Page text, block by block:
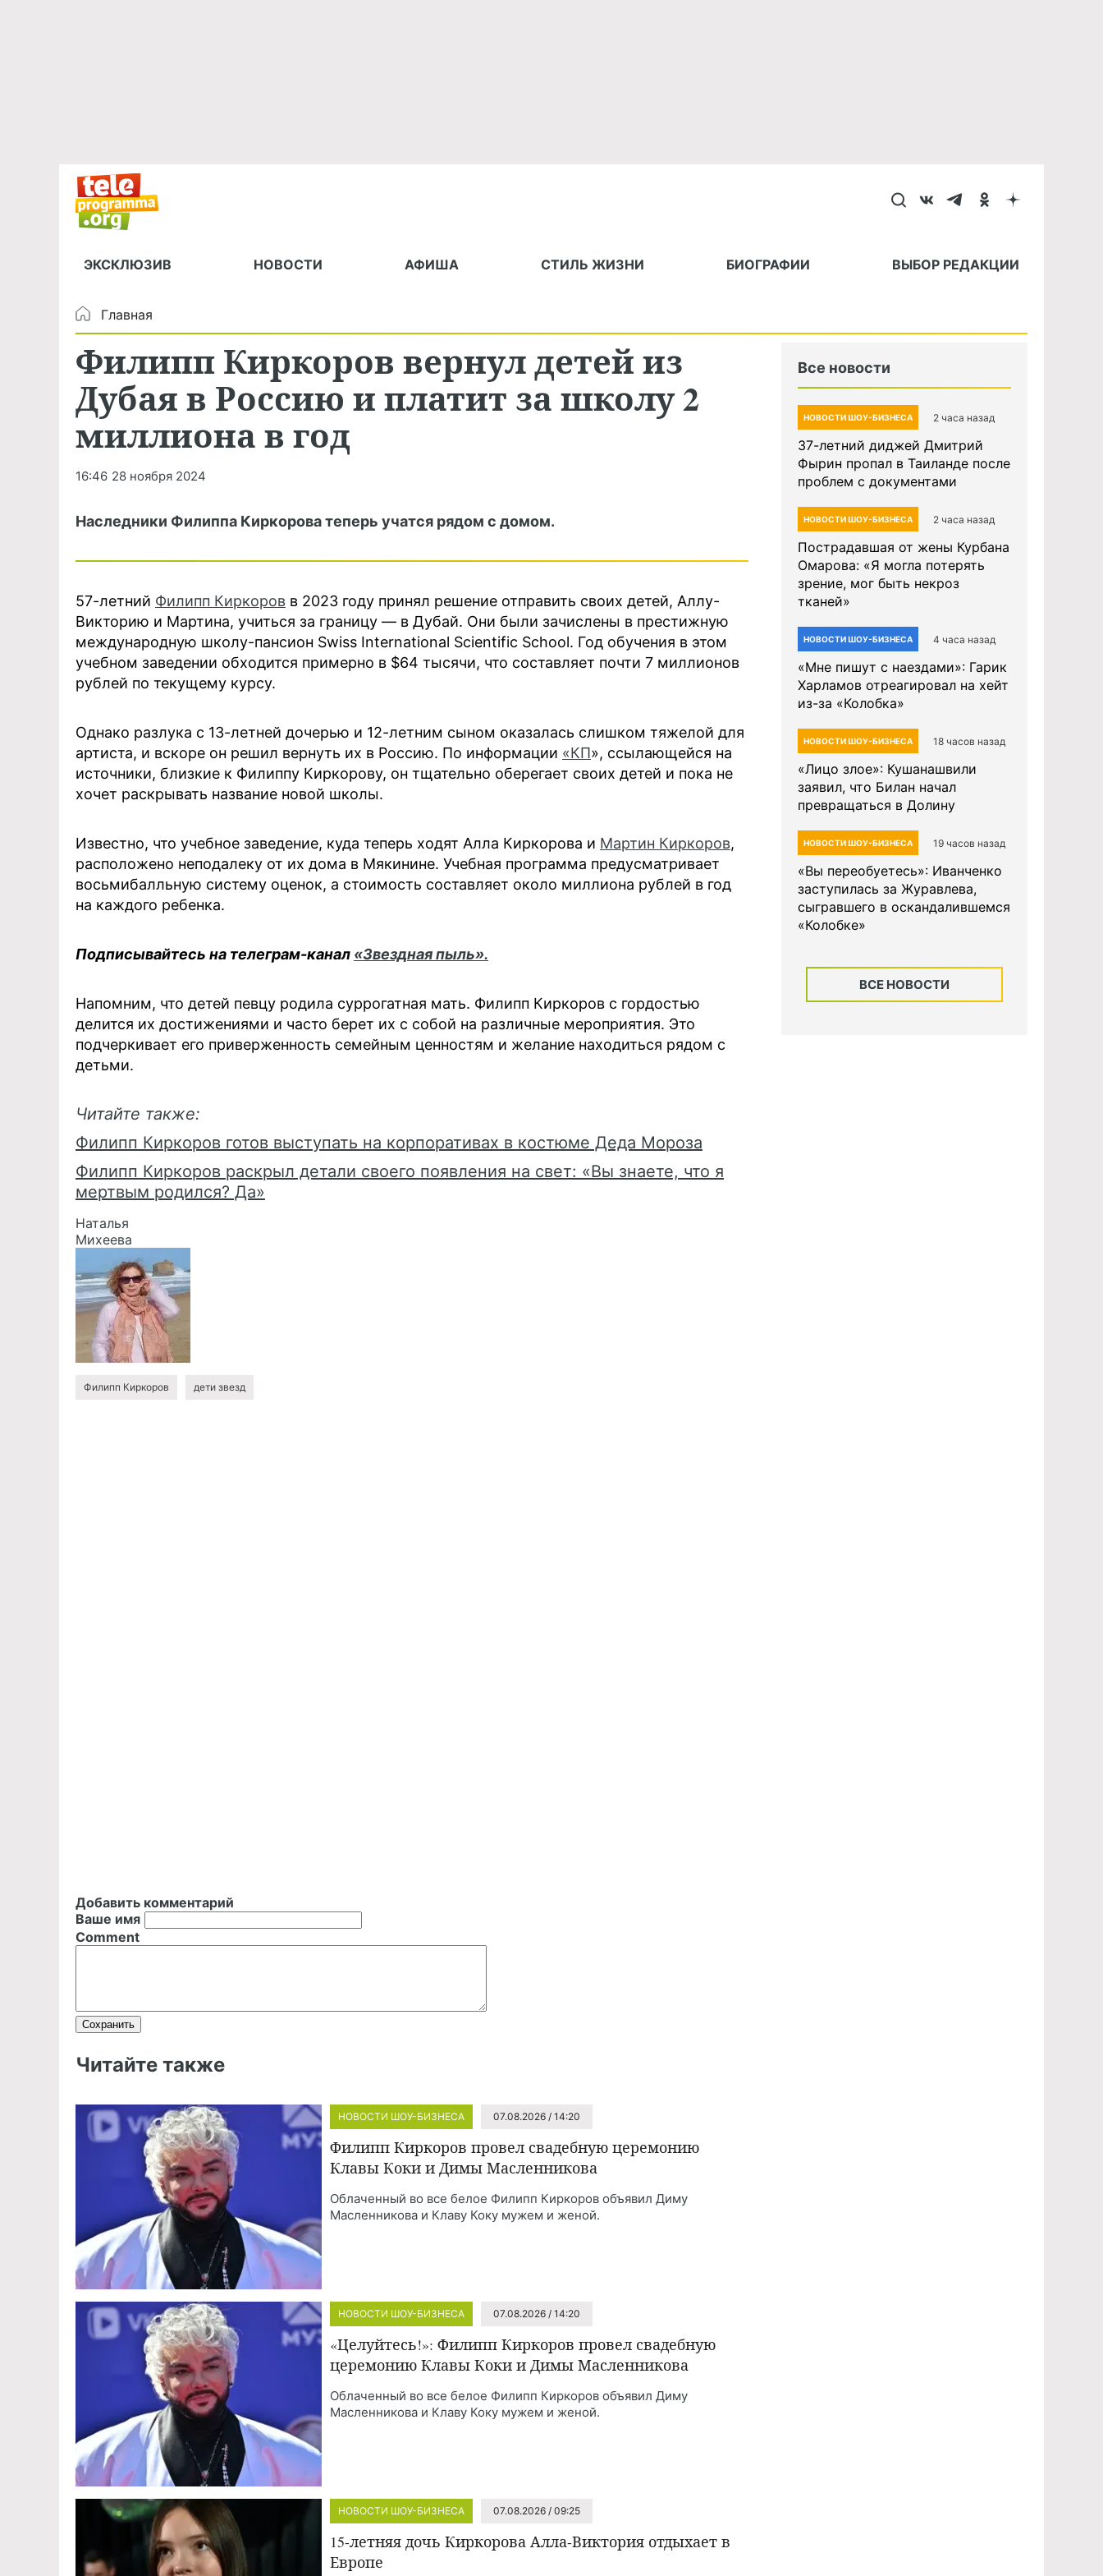
ЭКСКЛЮЗИВ НОВОСТИ АФИША СТИЛЬ ЖИЗНИ БИОГРАФИИ ВЫБОР РЕДАКЦИИ
Главная
Филипп Киркоров вернул детей из
Дубая в Россию и платит за школу 2
миллиона в год
16:46 28 ноября 2024
Наследники Филиппа Киркорова теперь учатся рядом с домом.
57-летний Филипп Киркоров в 2023 году принял решение отправить своих детей, Аллу-
Викторию и Мартина, учиться за границу — в Дубай. Они были зачислены в престижную
международную школу-пансион Swiss International Scientific School. Год обучения в этом
учебном заведении обходится примерно в $64 тысячи, что составляет почти 7 миллионов
рублей по текущему курсу.
Однако разлука с 13-летней дочерью и 12-летним сыном оказалась слишком тяжелой для
артиста, и вскоре он решил вернуть их в Россию. По информации «КП», ссылающейся на
источники, близкие к Филиппу Киркорову, он тщательно оберегает своих детей и пока не
хочет раскрывать название новой школы.
Известно, что учебное заведение, куда теперь ходят Алла Киркорова и Мартин Киркоров,
расположено неподалеку от их дома в Мякинине. Учебная программа предусматривает
восьмибалльную систему оценок, а стоимость составляет около миллиона рублей в год
на каждого ребенка.
Подписывайтесь на телеграм-канал «Звездная пыль».
Напомним, что детей певцу родила суррогатная мать. Филипп Киркоров с гордостью
делится их достижениями и часто берет их с собой на различные мероприятия. Это
подчеркивает его приверженность семейным ценностям и желание находиться рядом с
детьми.
Читайте также:
Филипп Киркоров готов выступать на корпоративах в костюме Деда Мороза
Филипп Киркоров раскрыл детали своего появления на свет: «Вы знаете, что я
мертвым родился? Да»
Наталья
Михеева
Филипп Киркоров дети звезд
Добавить комментарий
Ваше имя
Comment
Читайте также
НОВОСТИ ШОУ-БИЗНЕСА 07.08.2026 / 14:20
Филипп Киркоров провел свадебную церемонию
Клавы Коки и Димы Масленникова
Облаченный во все белое Филипп Киркоров объявил Диму
Масленникова и Клаву Коку мужем и женой.
НОВОСТИ ШОУ-БИЗНЕСА 07.08.2026 / 14:20
«Целуйтесь!»: Филипп Киркоров провел свадебную
церемонию Клавы Коки и Димы Масленникова
Облаченный во все белое Филипп Киркоров объявил Диму
Масленникова и Клаву Коку мужем и женой.
НОВОСТИ ШОУ-БИЗНЕСА 07.08.2026 / 09:25
15-летняя дочь Киркорова Алла-Виктория отдыхает в
Европе
Все новости
НОВОСТИ ШОУ-БИЗНЕСА 2 часа назад
37-летний диджей Дмитрий
Фырин пропал в Таиланде после
проблем с документами
НОВОСТИ ШОУ-БИЗНЕСА 2 часа назад
Пострадавшая от жены Курбана
Омарова: «Я могла потерять
зрение, мог быть некроз
тканей»
НОВОСТИ ШОУ-БИЗНЕСА 4 часа назад
«Мне пишут с наездами»: Гарик
Харламов отреагировал на хейт
из-за «Колобка»
НОВОСТИ ШОУ-БИЗНЕСА 18 часов назад
«Лицо злое»: Кушанашвили
заявил, что Билан начал
превращаться в Долину
НОВОСТИ ШОУ-БИЗНЕСА 19 часов назад
«Вы переобуетесь»: Иванченко
заступилась за Журавлева,
сыгравшего в оскандалившемся
«Колобке»
ВСЕ НОВОСТИ